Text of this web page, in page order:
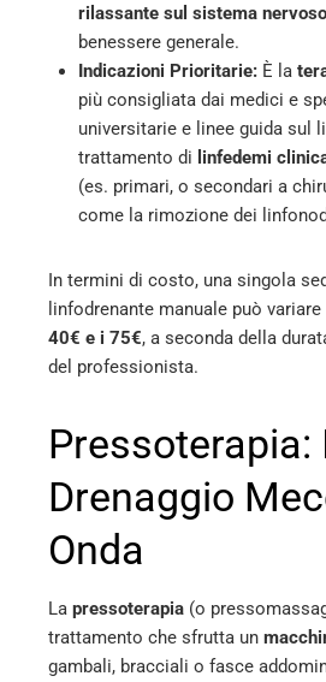
rilassante sul sistema nervoso
benessere generale.
Indicazioni Prioritarie: È la
più consigliata dai medici e
universitarie e linee guida sul
trattamento di linfedemi
(es. primari, o secondari a
come la rimozione dei
In termini di costo, una singola
linfodrenante manuale può
40€ e i 75€, a seconda della
del professionista.
Pressoterapia:
Drenaggio
Onda
La pressoterapia (o
trattamento che sfrutta un
gambali, bracciali o fasce